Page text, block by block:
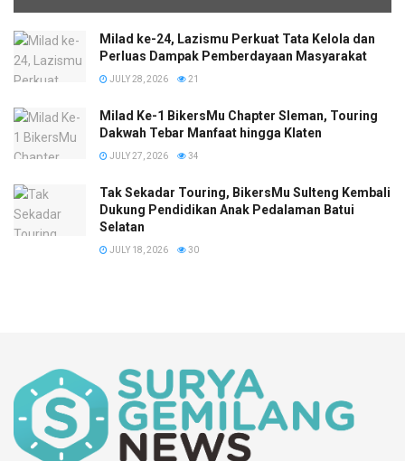
Milad ke-24, Lazismu Perkuat Tata Kelola dan
Perluas Dampak Pemberdayaan Masyarakat
JULY 28, 2026 21
Milad Ke-1 BikersMu Chapter Sleman, Touring
Dakwah Tebar Manfaat hingga Klaten
JULY 27, 2026 34
Tak Sekadar Touring, BikersMu Sulteng Kembali
Dukung Pendidikan Anak Pedalaman Batui
Selatan
JULY 18, 2026 30